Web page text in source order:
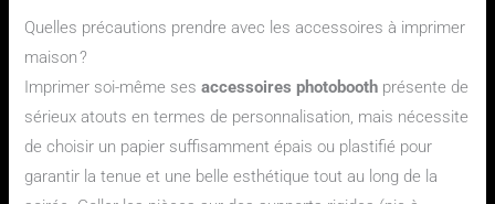
Quelles précautions prendre avec les accessoires à imprimer
maison ?
Imprimer soi-même sesaccessoires photobooth présente de
sérieux atouts en termes de personnalisation, mais nécessite
de choisir un papier suffisamment épais ou plastifié pour
garantir la tenue et une belle esthétique tout au long de la